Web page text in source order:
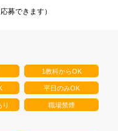
募できます）
1教科からOK
平日のみOK
り 職場禁煙